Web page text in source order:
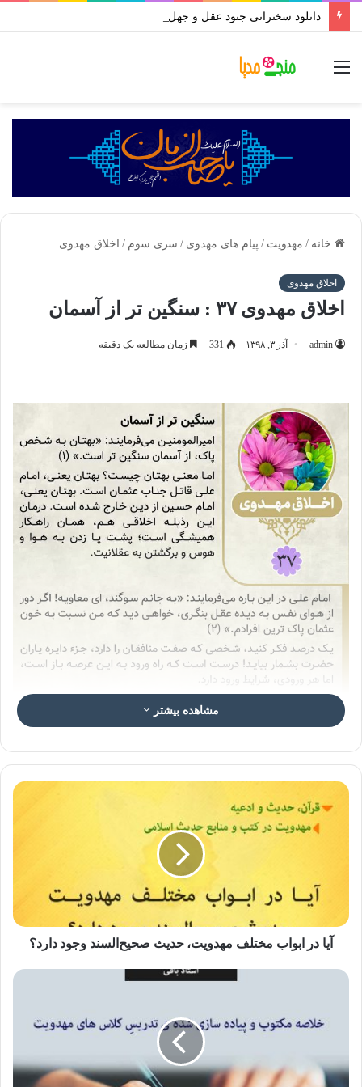
خانه / مهدویت / پیام های مهدوی / سری سوم / اخلاق مهدوی
اخلاق مهدوی
اخلاق مهدوی ۳۷ : سنگین تر از آسمان
admin آذر ۳, ۱۳۹۸ 331 زمان مطالعه یک دقیقه
عکس نوشته اخلاق مهدوی ۳۷
🔸 اما معنی بهتان چیست؟ بهتان یعنی، امام علی قاتل جناب
عثمان است. بهتان یعنی، امام حسین از دین خارج شده است.
مشاهده بیشتر
آیا در ابواب مختلف مهدویت، حدیث صحیح‌السند وجود دارد؟